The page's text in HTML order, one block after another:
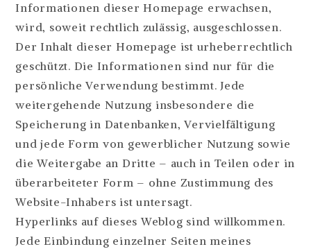
Informationen dieser Homepage erwachsen,
wird, soweit rechtlich zulässig, ausgeschlossen.
Der Inhalt dieser Homepage ist urheberrechtlich
geschützt. Die Informationen sind nur für die
persönliche Verwendung bestimmt. Jede
weitergehende Nutzung insbesondere die
Speicherung in Datenbanken, Vervielfältigung
und jede Form von gewerblicher Nutzung sowie
die Weitergabe an Dritte – auch in Teilen oder in
überarbeiteter Form – ohne Zustimmung des
Website-Inhabers ist untersagt.
Hyperlinks auf dieses Weblog sind willkommen.
Jede Einbindung einzelner Seiten meines